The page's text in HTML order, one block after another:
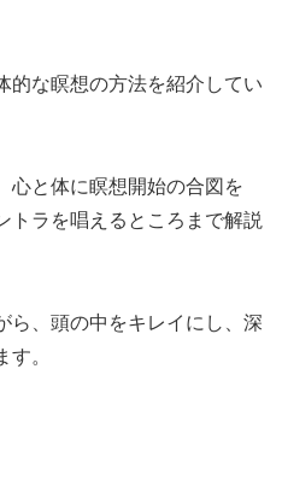
的な瞑想の方法を紹介してい
心と体に瞑想開始の合図を
トラを唱えるところまで解説
ら、頭の中をキレイにし、深
。